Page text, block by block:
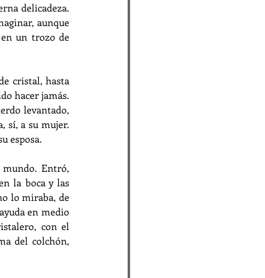
delicadeza.
aunque
un trozo de
cristal, hasta
hacer jamás.
levantado,
sí, a su mujer.
esposa.
Entró,
la boca y las
lo miraba, de
en medio
con el
del colchón,